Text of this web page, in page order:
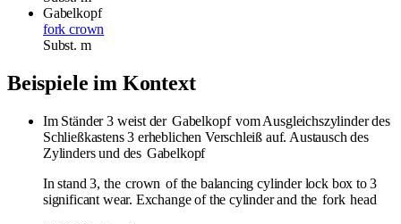
Gabelkopf
fork crown
Subst. m
Beispiele im Kontext
Im Ständer 3 weist der Gabelkopf vom Ausgleichszylinder des
Schließkastens 3 erheblichen Verschleiß auf. Austausch des
Zylinders und des Gabelkopf
In stand 3, the crown of the balancing cylinder lock box to 3
significant wear. Exchange of the cylinder and the fork head